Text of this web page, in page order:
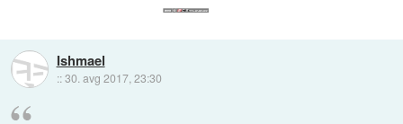
Ishmael
::30. avg 2017, 23:30